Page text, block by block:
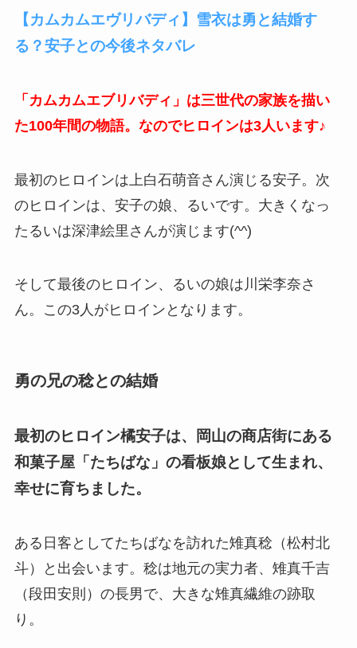
【カムカムエヴリバディ】雪衣は勇と結婚す
る？安子との今後ネタバレ
「カムカムエブリバディ」は三世代の家族を描い
た100年間の物語。なのでヒロインは3人います♪
最初のヒロインは上白石萌音さん演じる安子。次
のヒロインは、安子の娘、るいです。大きくなっ
たるいは深津絵里さんが演じます(^^)
そして最後のヒロイン、るいの娘は川栄李奈さ
ん。この3人がヒロインとなります。
勇の兄の稔との結婚
最初のヒロイン橘安子は、岡山の商店街にある
和菓子屋「たちばな」の看板娘として生まれ、
幸せに育ちました。
ある日客としてたちばなを訪れた雉真稔（松村北
斗）と出会います。稔は地元の実力者、雉真千吉
（段田安則）の長男で、大きな雉真繊維の跡取
り。